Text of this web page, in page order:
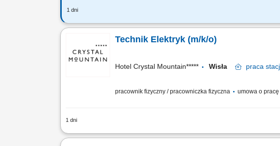
1 dni
Na tym stanowisku będziesz odpowiedzialny(-a) za:
Technik Elektryk (m/k/o)
Hotel Crystal Mountain***** Wisła praca
pracownik fizyczny / pracowniczka fizyczna umowa o pracę
1 dni
Czym będziesz się zajmować: wykonywaniem przeglądów,